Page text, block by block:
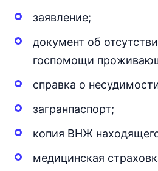
заявление;
документ об
госпомощи
справка о
загранпаспорт;
копия ВНЖ
медицинская